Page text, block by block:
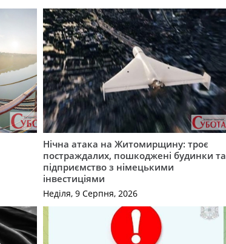
Нічна атака на Житомирщину: троє
постраждалих, пошкоджені будинки та
підприємство з німецькими
інвестиціями
Неділя, 9 Серпня, 2026